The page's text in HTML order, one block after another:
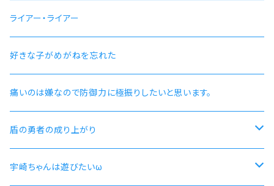
ライアー・ライアー
好きな子がめがねを忘れた
痛いのは嫌なので防御力に極振りしたいと思います。
盾の勇者の成り上がり
尚文
宇崎ちゃんは遊びたいω